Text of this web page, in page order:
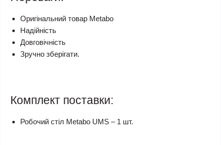
Оригінальний товар Metabo
Надійність
Довговічність
Зручно зберігати.
Комплект поставки:
Робочий стіл Metabo UMS – 1 шт.